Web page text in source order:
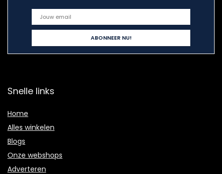
Snelle links
Home
Alles winkelen
Blogs
Onze webshops
Adverteren